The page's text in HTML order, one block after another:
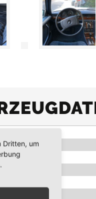
Dritten, um